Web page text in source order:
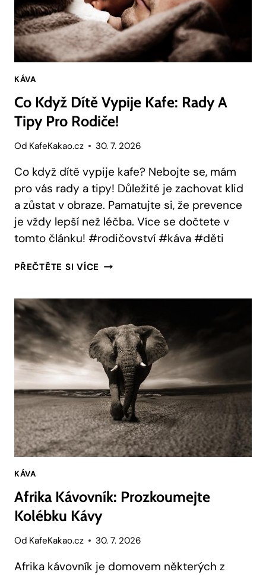
KÁVA
Co Když Dítě Vypije Kafe: Rady A
Tipy Pro Rodiče!
Od KafeKakao.cz 30. 7. 2026
Co když dítě vypije kafe? Nebojte se, mám
pro vás rady a tipy! Důležité je zachovat klid
a zůstat v obraze. Pamatujte si, že prevence
je vždy lepší než léčba. Více se dočtete v
tomto článku! #rodičovství #káva #děti
PŘEČTĚTE SI VÍCE CO
RADY
A
TIPY
PRO
RODIČE!
KÁVA
Afrika Kávovník: Prozkoumejte
Kolébku Kávy
Od KafeKakao.cz 30. 7. 2026
Afrika kávovník je domovem některých z